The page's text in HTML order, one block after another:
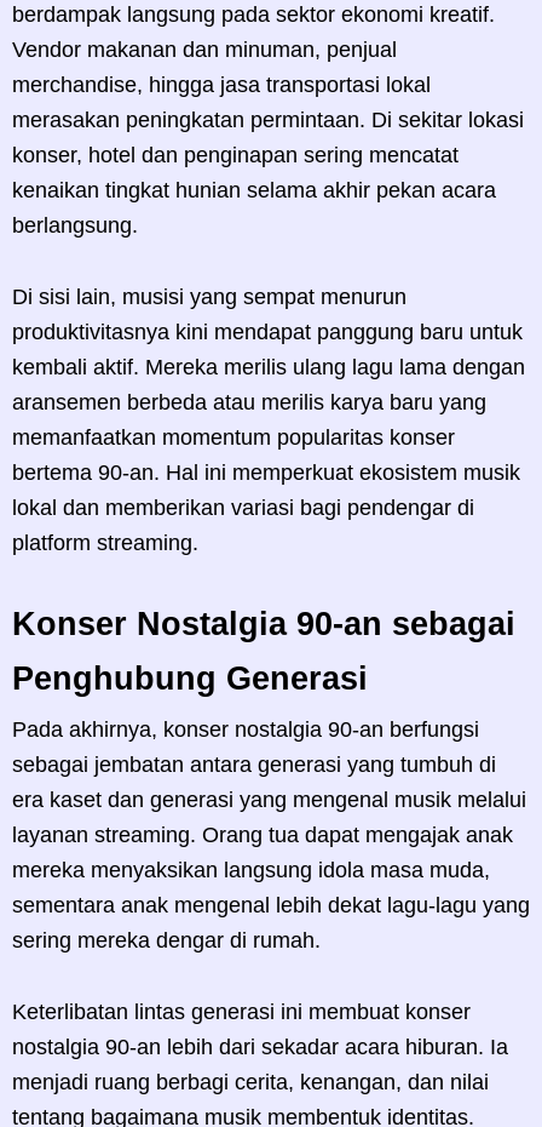
berdampak langsung pada sektor ekonomi kreatif.
Vendor makanan dan minuman, penjual
merchandise, hingga jasa transportasi lokal
merasakan peningkatan permintaan. Di sekitar lokasi
konser, hotel dan penginapan sering mencatat
kenaikan tingkat hunian selama akhir pekan acara
berlangsung.
Di sisi lain, musisi yang sempat menurun
produktivitasnya kini mendapat panggung baru untuk
kembali aktif. Mereka merilis ulang lagu lama dengan
aransemen berbeda atau merilis karya baru yang
memanfaatkan momentum popularitas konser
bertema 90-an. Hal ini memperkuat ekosistem musik
lokal dan memberikan variasi bagi pendengar di
platform streaming.
Konser Nostalgia 90-an sebagai
Penghubung Generasi
Pada akhirnya, konser nostalgia 90-an berfungsi
sebagai jembatan antara generasi yang tumbuh di
era kaset dan generasi yang mengenal musik melalui
layanan streaming. Orang tua dapat mengajak anak
mereka menyaksikan langsung idola masa muda,
sementara anak mengenal lebih dekat lagu-lagu yang
sering mereka dengar di rumah.
Keterlibatan lintas generasi ini membuat konser
nostalgia 90-an lebih dari sekadar acara hiburan. Ia
menjadi ruang berbagi cerita, kenangan, dan nilai
tentang bagaimana musik membentuk identitas.